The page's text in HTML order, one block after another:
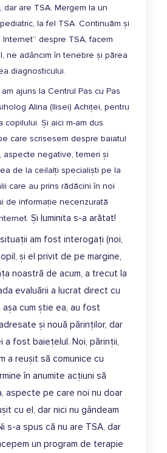
are TSA. Mergem la un
la fel TSA. Continuăm și
Internet” despre TSA, facem
ne adâncim în tenebre și părea
diagnosticului.
ajuns la Centrul Pas cu Pas
Alina (Ilisei) Achiței, pentru
Și aici m-am dus
care scrisesem despre baiatul
aspecte negative, temeri și
de la ceilalți specialiști pe la
care au prins rădăcini în noi
de informație necenzurată
Și luminita s-a arătat!
am fost interogați (noi,
și el privit de pe margine,
noastră de acum, a trecut la
evaluării a lucrat direct cu
cum știe ea, au fost
și nouă părinților, dar
a fost baiețelul. Noi, părinții,
a reușit să comunice cu
în anumite acțiuni să
aspecte pe care noi nu doar
cu el, dar nici nu gândeam
s-a spus că nu are TSA, dar
un program de terapie